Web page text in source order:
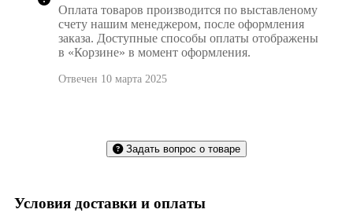
Оплата товаров производится по выставленому
счету нашим менеджером, после оформления
заказа. Доступные способы оплаты отображены
в «Корзине» в момент оформления.
Отвечен 10 марта 2025
Задать вопрос о товаре
Условия доставки и оплаты